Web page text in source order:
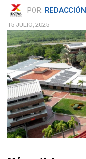
POR: REDACCIÓN
15 JULIO, 2025